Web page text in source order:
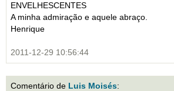
ENVELHESCENTES
A minha admiração e aquele abraço.
Henrique
2011-12-29 10:56:44
Comentário de Luis Moisés: